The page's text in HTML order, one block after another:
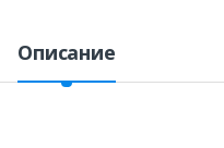
Описание